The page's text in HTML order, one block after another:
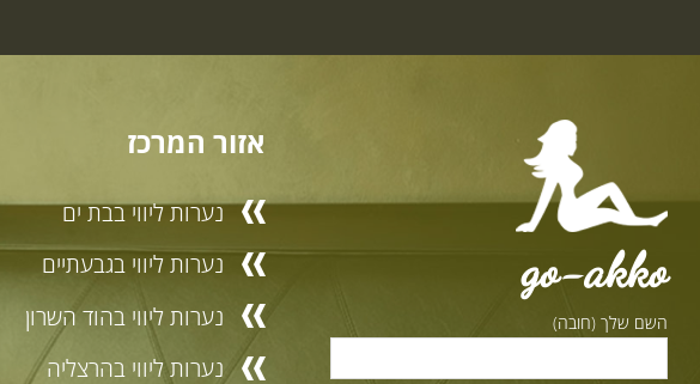
go-akko
השם שלך (חובה)
אזור המרכז
נערות ליווי בבת ים
נערות ליווי בגבעתיים
נערות ליווי בהוד השרון
נערות ליווי בהרצליה